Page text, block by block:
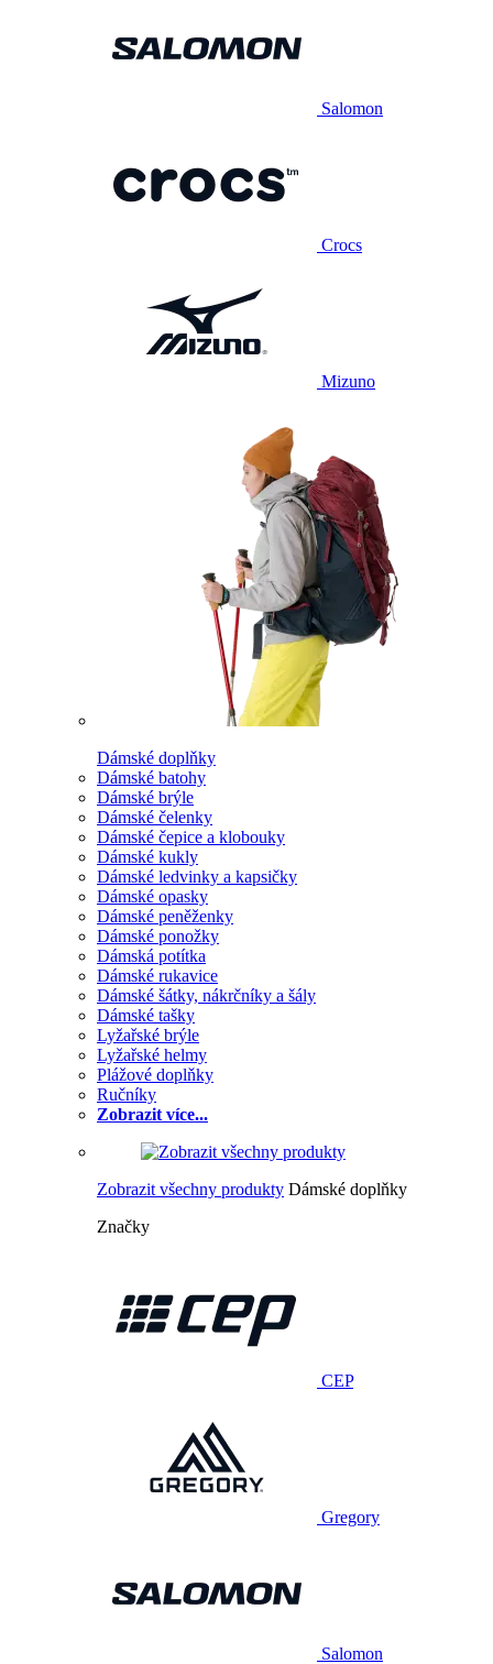
Salomon
Crocs
Mizuno
Dámské doplňky
Dámské batohy
Dámské brýle
Dámské čelenky
Dámské čepice a klobouky
Dámské kukly
Dámské ledvinky a kapsičky
Dámské opasky
Dámské peněženky
Dámské ponožky
Dámská potítka
Dámské rukavice
Dámské šátky, nákrčníky a šály
Dámské tašky
Lyžařské brýle
Lyžařské helmy
Plážové doplňky
Ručníky
Zobrazit více...
Zobrazit všechny produkty Dámské doplňky
Značky
CEP
Gregory
Salomon